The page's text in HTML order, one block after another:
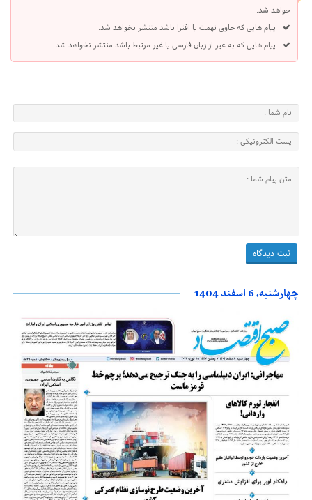
خواهد شد.
پیام هایی که حاوی تهمت یا افترا باشد منتشر نخواهد شد.
پیام هایی که به غیر از زبان فارسی یا غیر مرتبط باشد منتشر نخواهد شد.
چهارشنبه، 6 اسفند 1404